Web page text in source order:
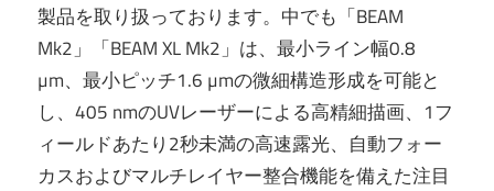
製品を取り扱っております。中でも「BEAM
Mk2」「BEAM XL Mk2」は、最小ライン幅0.8
µm、最小ピッチ1.6 µmの微細構造形成を可能と
し、405 nmのUVレーザーによる高精細描画、1フ
ィールドあたり2秒未満の高速露光、自動フォー
カスおよびマルチレイヤー整合機能を備えた注目